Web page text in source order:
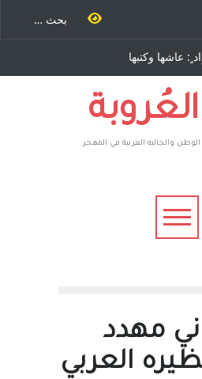
ومسلسل الخداع
قلم : راسم عبيدات
والجاليه العربية في المهجر
مهدد
العربي